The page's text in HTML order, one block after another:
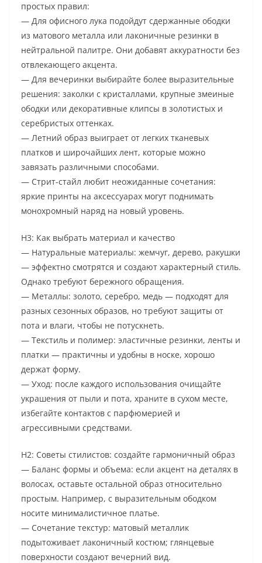
простых правил:
— Для офисного лука подойдут сдержанные ободки
из матового металла или лаконичные резинки в
нейтральной палитре. Они добавят аккуратности без
отвлекающего акцента.
— Для вечеринки выбирайте более выразительные
решения: заколки с кристаллами, крупные змеиные
ободки или декоративные клипсы в золотистых и
серебристых оттенках.
— Летний образ выиграет от легких тканевых
платков и широчайших лент, которые можно
завязать различными способами.
— Стрит-стайл любит неожиданные сочетания:
яркие принты на аксессуарах могут поднимать
монохромный наряд на новый уровень.
H3: Как выбрать материал и качество
— Натуральные материалы: жемчуг, дерево, ракушки
— эффектно смотрятся и создают характерный стиль.
Однако требуют бережного обращения.
— Металлы: золото, серебро, медь — подходят для
разных сезонных образов, но требуют защиты от
пота и влаги, чтобы не потускнеть.
— Текстиль и полимер: эластичные резинки, ленты и
платки — практичны и удобны в носке, хорошо
держат форму.
— Уход: после каждого использования очищайте
украшения от пыли и пота, храните в сухом месте,
избегайте контактов с парфюмерией и
агрессивными средствами.
H2: Советы стилистов: создайте гармоничный образ
— Баланс формы и объема: если акцент на деталях в
волосах, оставьте остальной образ относительно
простым. Например, с выразительным ободком
носите минималистичное платье.
— Сочетание текстур: матовый металлик
подытоживает лаконичный костюм; глянцевые
поверхности создают вечерний вид.